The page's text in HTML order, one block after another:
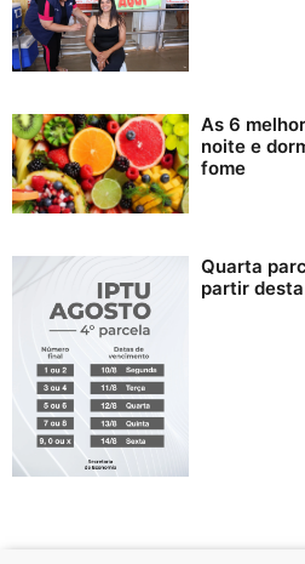
As 6
noite e
fome
Quarta
partir